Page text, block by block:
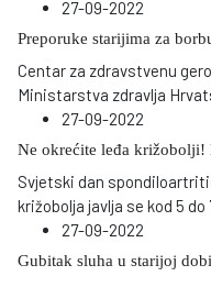
27-09-2022
Preporuke starijima za
Centar za zdravstvenu
Ministarstva zdravlja
27-09-2022
Ne okrećite leđa
Svjetski dan
križobolja javlja se kod 5 do
27-09-2022
Gubitak sluha u starijoj dobi